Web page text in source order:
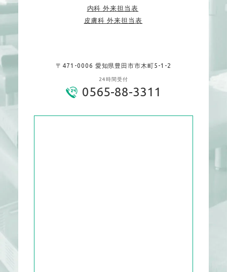
内科 外来担当表
皮膚科 外来担当表
〒471-0006 愛知県豊田市市木町5-1-2
24時間受付
0565-88-3311